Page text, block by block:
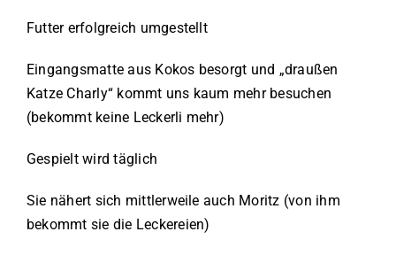
Futter erfolgreich umgestellt
Eingangsmatte aus Kokos besorgt und „draußen
Katze Charly“ kommt uns kaum mehr besuchen
(bekommt keine Leckerli mehr)
Gespielt wird täglich
Sie nähert sich mittlerweile auch Moritz (von ihm
bekommt sie die Leckereien)